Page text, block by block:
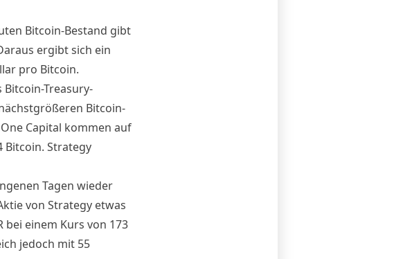
Bitcoin-Bestand gibt
ergibt sich ein
pro Bitcoin.
Treasury-
Bitcoin-
Capital kommen auf
Bitcoin. Strategy
Tagen wieder
von Strategy etwas
einem Kurs von 173
jedoch mit 55